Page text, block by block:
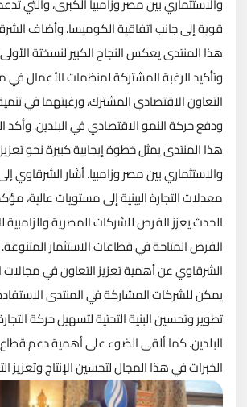
قوية إلى جانب اتفاقية الكوميسا. وأضاف
هذا المنتدى يعكس النجاح الكبير لنسختة
وتأكيد الرغبة المشتركة لمنظمات الأعمال في
التعاون الاقتصادي المشترك، ورغبتهما في تنمية
ودفع حركة النمو الاقتصادي في البلدين. وأكد
هذا المنتدى يمثل خطوة إيجابية كبيرة نحو
والاستثماري بين مصر وزامبيا. أشار الشرقاوي
معدلات التجارة البينية إلى مستويات عالية،
الحدث يعزز الفرص للشركات المصرية
الفرص المتاحة في قطاعات الاستثمار
الشرقاوي عن أهمية تعزيز التعاون في مجالات
يمكن للشركات المشاركة في المنتدى
تطوير وتحسين البنية التحتية لتسهيل حركة
البلدين. كما ألقى الضوء على أهمية دعم قطاع
الخبرات في هذا المجال لتحسين الإنتاج وتعزيز